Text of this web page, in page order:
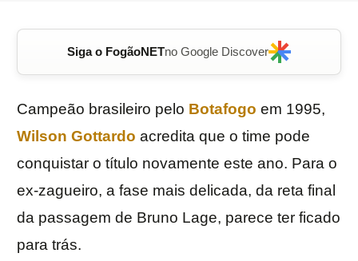
Siga o FogãoNETno Google Discover
Campeão brasileiro pelo Botafogo em 1995,
Wilson Gottardo acredita que o time pode
conquistar o título novamente este ano. Para o
ex-zagueiro, a fase mais delicada, da reta final
da passagem de Bruno Lage, parece ter ficado
para trás.